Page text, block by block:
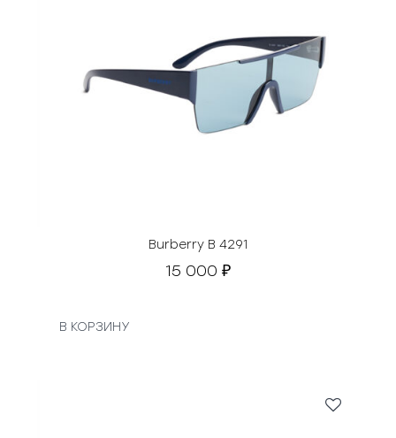
Burberry B 4291
15 000 ₽
В КОРЗИНУ